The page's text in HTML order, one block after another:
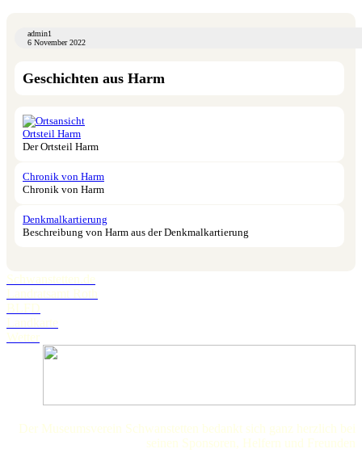
admin1
6 November 2022
Geschichten aus Harm
Ortsteil Harm
Der Ortsteil Harm
Chronik von Harm
Chronik von Harm
Denkmalkartierung
Beschreibung von Harm aus der Denkmalkartierung
Schwanstetten.de
Landratsamt Roth
BLFD
Landkarte
Wetter
Der Museumsverein Schwanstetten bedankt sich ganz herzlich bei
seinen Sponsoren, Helfern und Freunden